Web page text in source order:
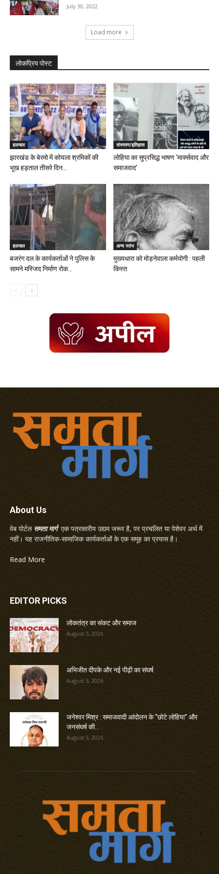
July 30, 2022
Load more
लोकप्रिय पोस्ट
हलचल
झारखंड के बेरमो में कोयला श्रमिकों की
भूख हड़ताल तीसरे दिन...
संस्मरण/इतिहास
लोहिया का सुप्रसिद्ध भाषण ‘मार्क्सवाद और
समाजवाद’
हलचल
बजरंग दल के कार्यकर्ताओं ने पुलिस के
सामने मस्जिद निर्माण रोक...
अन्य स्तंभ
मुख्यधारा को मोड़नेवाला कर्मयोगी : पहली
किस्त
About Us
वेब पोर्टल समता मार्गएक पत्रकारीय उद्यम जरूर है, पर प्रचलित या पेशेवर अर्थ में
नहीं। यह राजनीतिक-सामाजिक कार्यकर्ताओं के एक समूह का प्रयास है।
Read More
EDITOR PICKS
लोकतंत्र का संकट और समाज
August 5, 2026
अभिजीत दीपके और नई पीढ़ी का संघर्ष
August 5, 2026
जनेश्वर मिश्र : समाजवादी आंदोलन के “छोटे लोहिया” और
जनसंघर्ष की...
August 5, 2026